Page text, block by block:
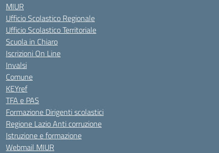
MIUR
Ufficio Scolastico Regionale
Ufficio Scolastico Territoriale
Scuola in Chiaro
Iscrizioni On Line
Invalsi
Comune
KEYref
TFA e PAS
Formazione Dirigenti scolastici
Regione Lazio Anti corruzione
Istruzione e formazione
Webmail MIUR